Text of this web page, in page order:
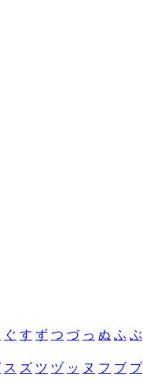
ぐ す ず つ づ っ ぬ ふ ぶ
ス ズ ツ ヅ ッ ヌ フ ブ プ